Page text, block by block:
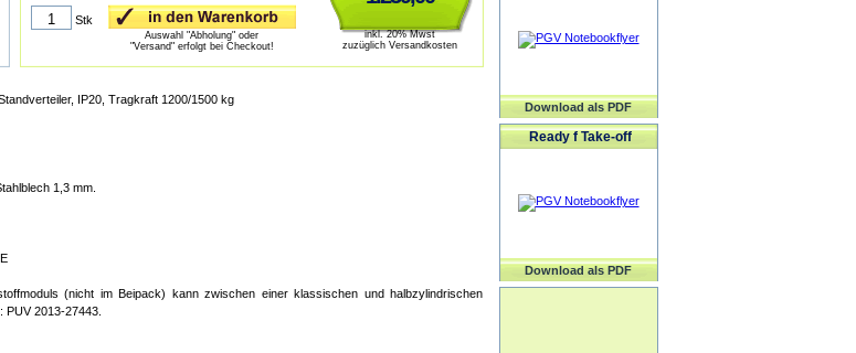
inkl. 20% Mwst
zuzüglich Versandkosten
Stk
Auswahl "Abholung" oder
"Versand" erfolgt bei Checkout!
IP20, Tragkraft 1200/1500 kg
1,3 mm.
(nicht im Beipack) kann zwischen einer klassischen und halbzylindrischen
PUV 2013-27443.
Download als PDF
Ready f Take-off
Download als PDF